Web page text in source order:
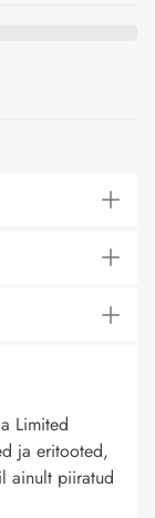
Limited
ja eritooted,
ainult piiratud